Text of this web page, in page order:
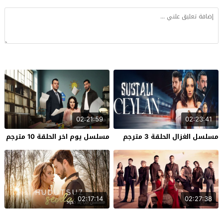
02:23:41
مسلسل الغزال الحلقة 3 مترجم
02:21:59
مسلسل يوم اخر الحلقة 10 مترجم
02:27:38
02:17:14